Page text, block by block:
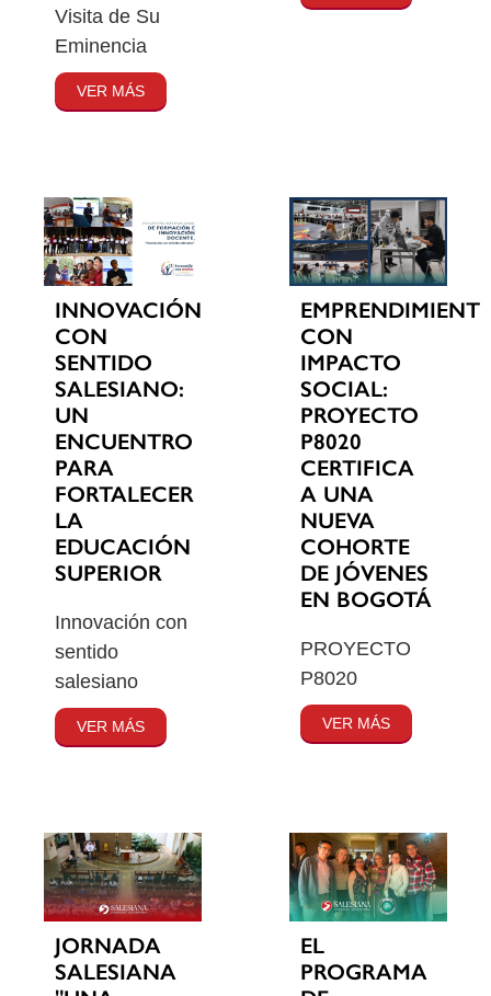
Visita de Su
Eminencia
VER MÁS
INNOVACIÓN
CON
SENTIDO
SALESIANO:
UN
ENCUENTRO
PARA
FORTALECER
LA
EDUCACIÓN
SUPERIOR
Innovación con
sentido
salesiano
VER MÁS
CON
IMPACTO
SOCIAL:
PROYECTO
P8020
CERTIFICA
A UNA
NUEVA
COHORTE
DE JÓVENES
EN BOGOTÁ
PROYECTO
P8020
VER MÁS
JORNADA
SALESIANA
EL
PROGRAMA